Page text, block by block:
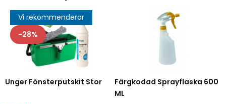
Vi rekommenderar
28
Unger Fönsterputskit Stor
Färgkodad Sprayflaska 600
ML